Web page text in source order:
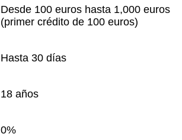
Desde 100 euros hasta 1,000 euros
(primer crédito de 100 euros)
Hasta 30 días
18 años
0%